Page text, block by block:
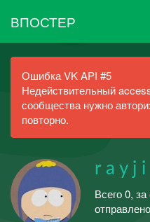
ВПОСТЕР
Ошибка VK API #5
Недействительный
сообщества нужно
повторно.
r a y j
Всего 0,